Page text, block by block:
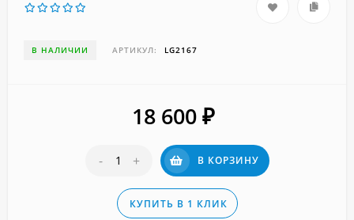
В НАЛИЧИИ АРТИКУЛ: LG2167
18 600 ₽
- + В КОРЗИНУ
КУПИТЬ В 1 КЛИК